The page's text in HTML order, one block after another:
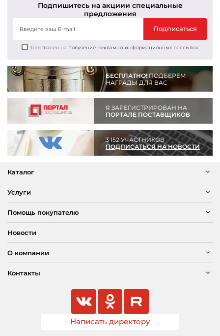
Подпишитесь на акциии специальные
предложения
Подписаться
Я согласен на получение рекламно-информационных рассылок
БЕСПЛАТНО!ПОДБЕРЕМ
НАГРАДЫ ДЛЯ ВАС
Я ЗАРЕГИСТРИРОВАН НА
ПОРТАЛЕ ПОСТАВЩИКОВ
3 152 УЧАСТНИКОВ
ПОДПИСАТЬСЯ НА НОВОСТИ
Каталог
Услуги
Помощь покупателю
Новости
О компании
Контакты
Написать директору